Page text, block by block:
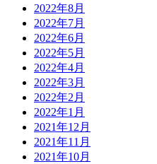
2022年8月
2022年7月
2022年6月
2022年5月
2022年4月
2022年3月
2022年2月
2022年1月
2021年12月
2021年11月
2021年10月